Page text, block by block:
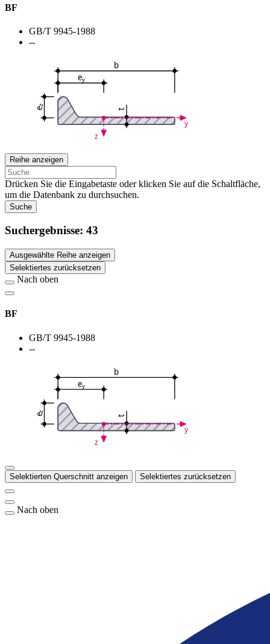
BF
GB/T 9945-1988
--
b
ey
e
z
t
y
z
Reihe anzeigen
Drücken Sie die Eingabetaste oder klicken Sie auf die Schaltfläche,
um die Datenbank zu durchsuchen.
Suche
Suchergebnisse: 43
Ausgewählte Reihe anzeigen
Selektiertes zurücksetzen
Nach oben
BF
GB/T 9945-1988
--
b
ey
e
z
t
y
z
Selektierten Querschnitt anzeigen Selektiertes zurücksetzen
Nach oben